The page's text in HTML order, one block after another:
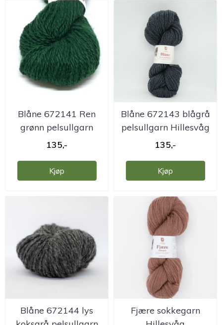
Blåne 672141 Ren
grønn pelsullgarn
Hillesvåg
135,-
Kjøp
Blåne 672143 blågrå
pelsullgarn Hillesvåg
135,-
Kjøp
Blåne 672144 lys
Fjære sokkegarn